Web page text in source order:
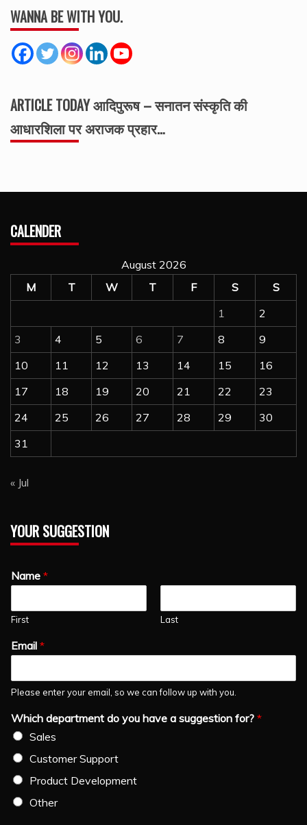
WANNA BE WITH YOU.
ARTICLE TODAY आदिपुरूष – सनातन संस्कृति की
आधारशिला पर अराजक प्रहार…
CALENDER
August 2026
M
T W T F S
S
1
2
3
4 5 6 7 8
9
10
11 12 13 14 15
16
17
18 19 20 21 22
23
24
25 26 27 28 29
30
31
« Jul
YOUR SUGGESTION
Name *
First Last
Email *
Please enter your email, so we can follow up with you.
Which department do you have a suggestion for? *
Sales
Customer Support
Product Development
Other